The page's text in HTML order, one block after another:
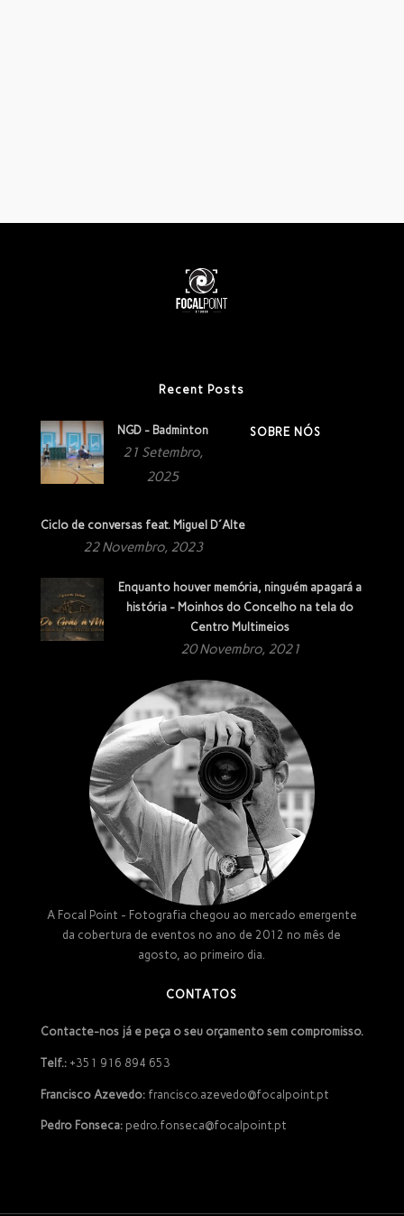
Recent Posts
NGD - Badminton
21 Setembro,
2025
Ciclo de conversas feat. Miguel D´Alte
22 Novembro, 2023
Enquanto houver memória, ninguém apagará a
história - Moinhos do Concelho na tela do
Centro Multimeios
20 Novembro, 2021
SOBRE NÓS
A Focal Point - Fotografia chegou ao mercado emergente
da cobertura de eventos no ano de 2012 no mês de
agosto, ao primeiro dia.
CONTATOS
Contacte-nos já e peça o seu orçamento sem compromisso.
Telf.:+351 916 894 653
Francisco Azevedo:francisco.azevedo@focalpoint.pt
Pedro Fonseca:pedro.fonseca@focalpoint.pt